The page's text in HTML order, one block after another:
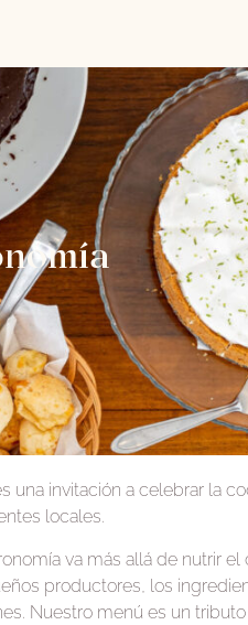
una invitación a celebrar la
locales.
va más allá de nutrir
productores, los
Nuestro menú es un